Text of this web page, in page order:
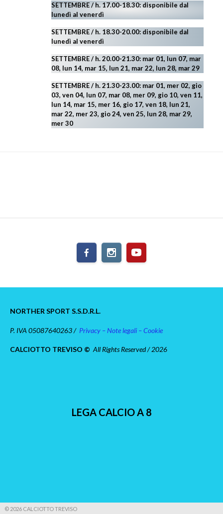
SETTEMBRE / h. 17.00-18.30: disponibile dal
lunedì al venerdì
SETTEMBRE / h. 18.30-20.00: disponibile dal
lunedì al venerdì
SETTEMBRE / h. 20.00-21.30: mar 01, lun 07, mar
08, lun 14, mar 15, lun 21, mar 22, lun 28, mar 29
SETTEMBRE / h. 21.30-23.00: mar 01, mer 02, gio
03, ven 04, lun 07, mar 08, mer 09, gio 10, ven 11,
lun 14, mar 15, mer 16, gio 17, ven 18, lun 21,
mar 22, mer 23, gio 24, ven 25, lun 28, mar 29,
mer 30
NORTHER SPORT S.S.D.R.L.
P. IVA 05087640263 / Privacy – Note legali – Cookie
CALCIOTTO TREVISO © All Rights Reserved / 2026
LEGA CALCIO A 8
© 2026 CALCIOTTO TREVISO